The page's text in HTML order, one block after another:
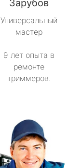
Зарубов
Универсальный
мастер
9 лет опыта в
ремонте
триммеров.